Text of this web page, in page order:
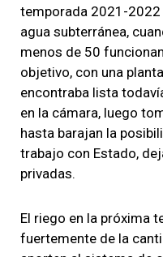
temporada 2021-
agua subterránea,
menos de 50
objetivo, con una
encontraba lista
en la cámara, luego
hasta barajan la
trabajo con Estado,
privadas.
El riego en la próxima
fuertemente de la